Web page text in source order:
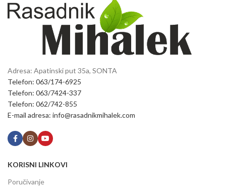
Adresa: Apatinski put 35a, SONTA
Telefon: 063/174-6925
Telefon: 063/7424-337
Telefon: 062/742-855
E-mail adresa: info@rasadnikmihalek.com
KORISNI LINKOVI
Poručivanje